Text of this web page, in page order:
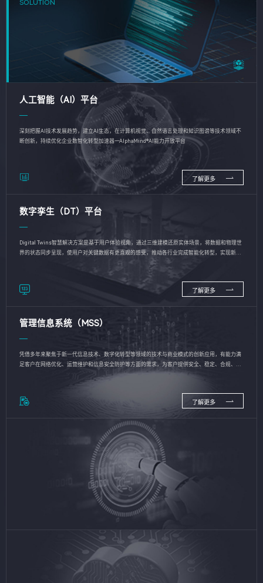
SOLUTION
人工智能（AI）平台
深刻把握AI技术发展趋势，建立AI生态，在计算机视觉、自然语言处理和知识图谱等技术领域不
断创新，持续优化企业数智化转型加速器—AlphaMind®AI能力开放平台
了解更多
数字孪生（DT）平台
Digital Twins智慧解决方案是基于用户体验视角，通过三维建模还原实体场景，将数据和物理世
界的状态同步呈现，使用户对关键数据有更直观的感受，推动各行业完成智能化转型，实现新旧
了解更多
管理信息系统（MSS）
凭借多年来聚焦于新一代信息技术、数字化转型等领域的技术与商业模式的创新应用，有能力满
足客户在网络优化、运营维护和信息安全防护等方面的需求，为客户提供安全、稳定、合规、持
了解更多